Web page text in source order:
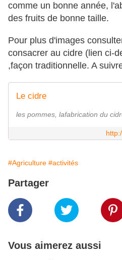
comme un bonne année,
des fruits de bonne taille.
Pour plus d'images
consacrer au cidre (lien ci-
,façon traditionnelle. A
Le cidre
les pommes, lafabrication du
#Agriculture #activités
Partager
Vous aimerez aussi